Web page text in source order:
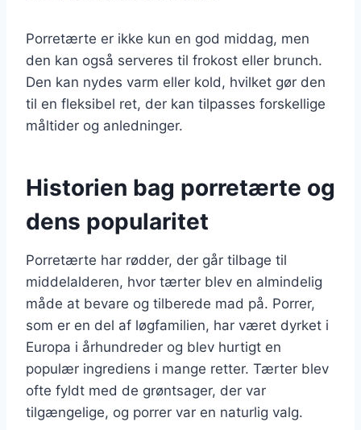
Porretærte er ikke kun en god middag, men
den kan også serveres til frokost eller brunch.
Den kan nydes varm eller kold, hvilket gør den
til en fleksibel ret, der kan tilpasses forskellige
måltider og anledninger.
Historien bag porretærte og
dens popularitet
Porretærte har rødder, der går tilbage til
middelalderen, hvor tærter blev en almindelig
måde at bevare og tilberede mad på. Porrer,
som er en del af løgfamilien, har været dyrket i
Europa i århundreder og blev hurtigt en
populær ingrediens i mange retter. Tærter blev
ofte fyldt med de grøntsager, der var
tilgængelige, og porrer var en naturlig valg.